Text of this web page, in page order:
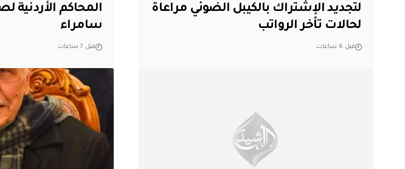
لتجديد الإشتراك بالكيبل الضوئي مراعاةً
لحالات تأخر الرواتب
قبل 6 ساعات
المحاكم الأردنية
سامراء
قبل 7 ساعات